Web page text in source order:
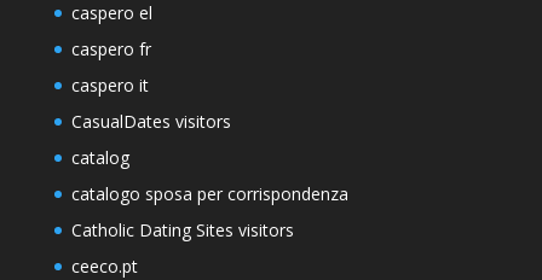
caspero el
caspero fr
caspero it
CasualDates visitors
catalog
catalogo sposa per corrispondenza
Catholic Dating Sites visitors
ceeco.pt